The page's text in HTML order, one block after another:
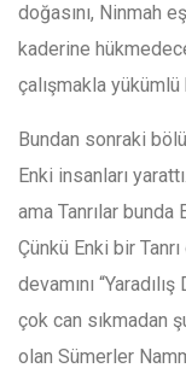
doğasını, Ninmah
kaderine
çalışmakla yükümlü
Bundan sonraki
Enki insanları
ama Tanrılar bunda
Çünkü Enki bir
devamını
çok can sıkmadan
olan Sümerler